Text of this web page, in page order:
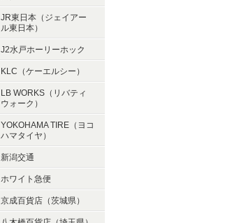
JR東日本（ジェイアー
ル東日本）
J2水戸ホーリーホック
KLC（ケーエルシー）
LB WORKS（リバティ
ウォーク）
YOKOHAMA TIRE（ヨコ
ハマタイヤ）
新潟交通
ホワイト急便
京成百貨店（茨城県）